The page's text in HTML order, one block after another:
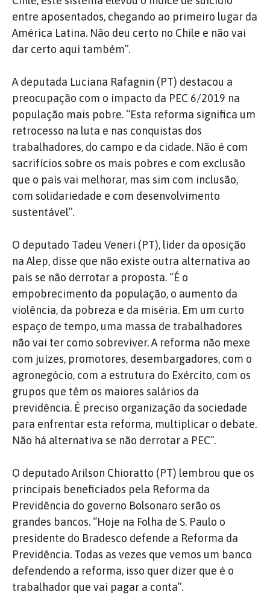
entre aposentados, chegando ao primeiro lugar da
América Latina. Não deu certo no Chile e não vai
dar certo aqui também”.
A deputada Luciana Rafagnin (PT) destacou a
preocupação com o impacto da PEC 6/2019 na
população mais pobre. “Esta reforma significa um
retrocesso na luta e nas conquistas dos
trabalhadores, do campo e da cidade. Não é com
sacrifícios sobre os mais pobres e com exclusão
que o país vai melhorar, mas sim com inclusão,
com solidariedade e com desenvolvimento
sustentável”.
O deputado Tadeu Veneri (PT), líder da oposição
na Alep, disse que não existe outra alternativa ao
país se não derrotar a proposta. “É o
empobrecimento da população, o aumento da
violência, da pobreza e da miséria. Em um curto
espaço de tempo, uma massa de trabalhadores
não vai ter como sobreviver. A reforma não mexe
com juízes, promotores, desembargadores, com o
agronegócio, com a estrutura do Exército, com os
grupos que têm os maiores salários da
previdência. É preciso organização da sociedade
para enfrentar esta reforma, multiplicar o debate.
Não há alternativa se não derrotar a PEC”.
O deputado Arilson Chioratto (PT) lembrou que os
principais beneficiados pela Reforma da
Previdência do governo Bolsonaro serão os
grandes bancos. “Hoje na Folha de S. Paulo o
presidente do Bradesco defende a Reforma da
Previdência. Todas as vezes que vemos um banco
defendendo a reforma, isso quer dizer que é o
trabalhador que vai pagar a conta”.